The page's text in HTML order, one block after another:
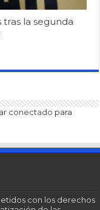
la segunda
conectado para
con los derechos